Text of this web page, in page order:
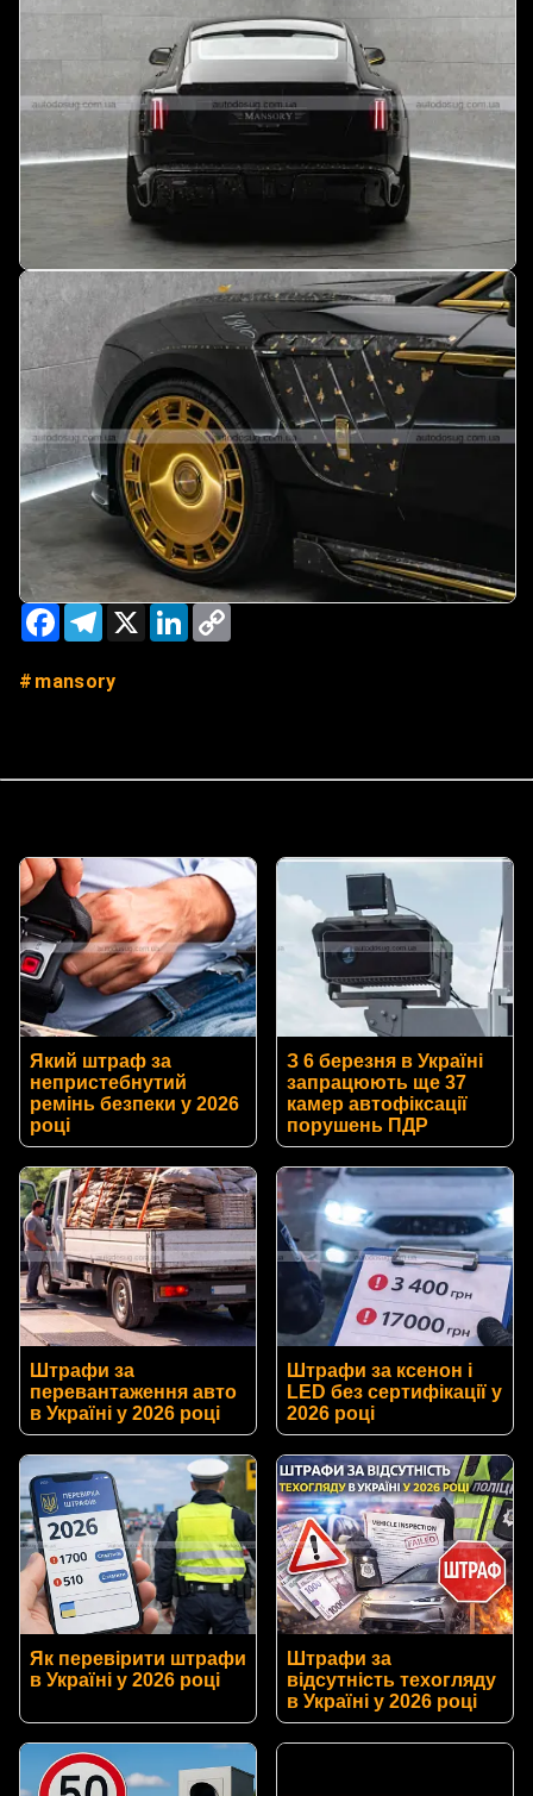
FacebookTelegram
X LinkedIn
mansory
Який штраф за
непристебнутий
ремінь безпеки у 2026
році
З 6 березня в Україні
запрацюють ще 37
камер автофіксації
порушень ПДР
Штрафи за
перевантаження авто
в Україні у 2026 році
Штрафи за ксенон і
LED без сертифікації у
2026 році
Як перевірити штрафи
в Україні у 2026 році
Штрафи за
відсутність техогляду
в Україні у 2026 році